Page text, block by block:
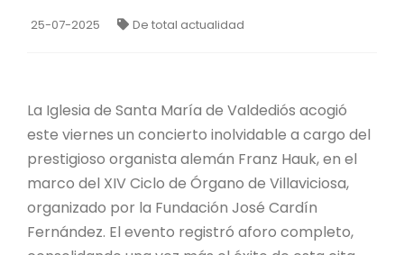
25-07-2025 De total actualidad
La Iglesia de Santa María de Valdediós acogió
este viernes un concierto inolvidable a cargo del
prestigioso organista alemán Franz Hauk, en el
marco del XIV Ciclo de Órgano de Villaviciosa,
organizado por la Fundación José Cardín
Fernández. El evento registró aforo completo,